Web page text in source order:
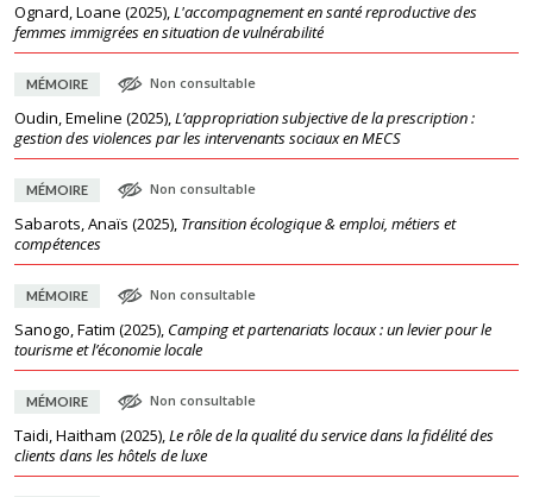
Ognard, Loane (2025),L'accompagnement en santé reproductive des
femmes immigrées en situation de vulnérabilité
MÉMOIRE Non consultable
Oudin, Emeline (2025),L’appropriation subjective de la prescription :
gestion des violences par les intervenants sociaux en MECS
MÉMOIRE Non consultable
Sabarots, Anaïs (2025), Transition écologique & emploi, métiers et
compétences
MÉMOIRE Non consultable
Sanogo, Fatim (2025), Camping et partenariats locaux : un levier pour le
tourisme et l’économie locale
MÉMOIRE Non consultable
Taidi, Haitham (2025),Le rôle de la qualité du service dans la fidélité des
clients dans les hôtels de luxe